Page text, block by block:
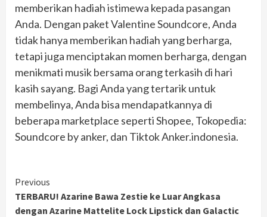
memberikan hadiah istimewa kepada pasangan
Anda. Dengan paket Valentine Soundcore, Anda
tidak hanya memberikan hadiah yang berharga,
tetapi juga menciptakan momen berharga, dengan
menikmati musik bersama orang terkasih di hari
kasih sayang. Bagi Anda yang tertarik untuk
membelinya, Anda bisa mendapatkannya di
beberapa marketplace seperti Shopee, Tokopedia:
Soundcore by anker, dan Tiktok Anker.indonesia.
Continue
Reading
Previous
TERBARU! Azarine Bawa Zestie ke Luar Angkasa
dengan Azarine Mattelite Lock Lipstick dan Galactic